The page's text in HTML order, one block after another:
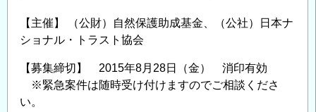
の
【主催】 （公財）自然保護助成基金、（公社）日本ナ
ショナル・トラスト協会
【募集締切】 2015年8月28日（金） 消印有効
※緊急案件は随時受け付けますのでご相談くださ
い。